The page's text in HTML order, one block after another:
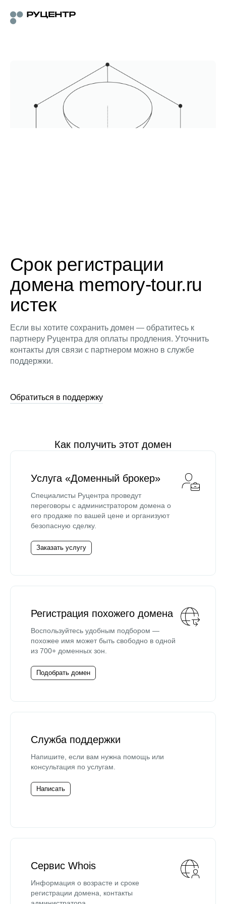
Срок регистрации
домена memory-tour.ru
истек
Если вы хотите сохранить домен — обратитесь к
партнеру Руцентра для оплаты продления. Уточнить
контакты для связи с партнером можно в службе
поддержки.
Обратиться в поддержку
Как получить этот домен
Услуга «Доменный брокер»
Специалисты Руцентра проведут
переговоры с администратором домена о
его продаже по вашей цене и организуют
безопасную сделку.
Заказать услугу
Регистрация похожего домена
Воспользуйтесь удобным подбором —
похожее имя может быть свободно в одной
из 700+ доменных зон.
Подобрать домен
Служба поддержки
Напишите, если вам нужна помощь или
консультация по услугам.
Написать
Сервис Whois
Информация о возрасте и сроке
регистрации домена, контакты